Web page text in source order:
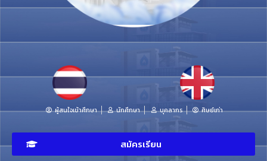
ผู้สนใจเข้าศึกษา นักศึกษา บุคลากร ศิษย์เก่า
สมัครเรียน